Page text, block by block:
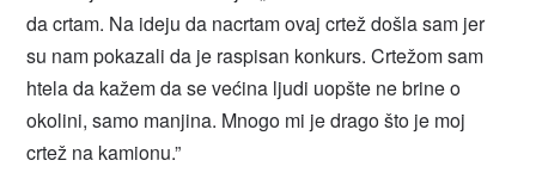
da crtam. Na ideju da nacrtam ovaj crtež došla sam jer
su nam pokazali da je raspisan konkurs. Crtežom sam
htela da kažem da se većina ljudi uopšte ne brine o
okolini, samo manjina. Mnogo mi je drago što je moj
crtež na kamionu.”